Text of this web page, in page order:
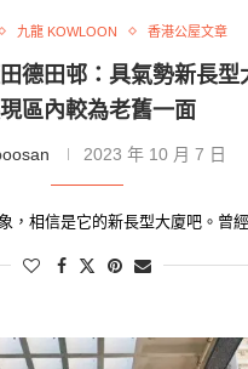
九龍 KOWLOON 香港公屋文章
田德田邨：具氣勢新長型
區內較為老舊一面
2023 年 10 月 7 日
，相信是它的新長型大廈吧。曾